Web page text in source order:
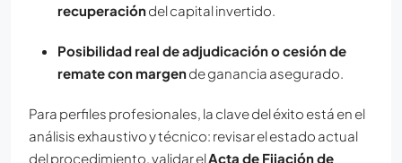
recuperacióndel capital invertido.
Posibilidad real de adjudicación o cesión de
remate con margende ganancia asegurado.
Para perfiles profesionales, la clave del éxito está en el
análisis exhaustivo y técnico: revisar el estado actual
del procedimiento, validar elActa de Fijación de